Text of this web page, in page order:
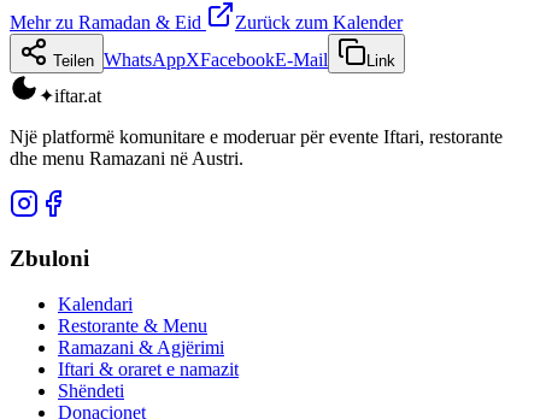
Mehr zu Ramadan & Eid
Zurück zum Kalender
Teilen WhatsAppXFacebookE-Mail Link
✦iftar.at
Një platformë komunitare e moderuar për evente Iftari, restorante
dhe menu Ramazani në Austri.
Zbuloni
Kalendari
Restorante & Menu
Ramazani & Agjërimi
Iftari & oraret e namazit
Shëndeti
Donacionet